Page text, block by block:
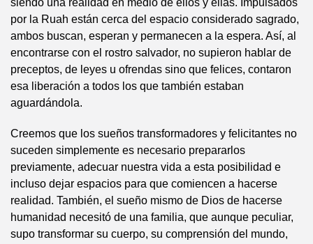
siendo una realidad en medio de ellos y ellas. Impulsados
por la Ruah están cerca del espacio considerado sagrado,
ambos buscan, esperan y permanecen a la espera. Así, al
encontrarse con el rostro salvador, no supieron hablar de
preceptos, de leyes u ofrendas sino que felices, contaron
esa liberación a todos los que también estaban
aguardándola.
Creemos que los sueños transformadores y felicitantes no
suceden simplemente es necesario prepararlos
previamente, adecuar nuestra vida a esta posibilidad e
incluso dejar espacios para que comiencen a hacerse
realidad. También, el sueño mismo de Dios de hacerse
humanidad necesitó de una familia, que aunque peculiar,
supo transformar su cuerpo, su comprensión del mundo,